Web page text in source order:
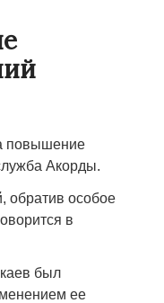
повышение
Акорды.
обратив особое
в
был
ее
забастовка в Жанаозене.